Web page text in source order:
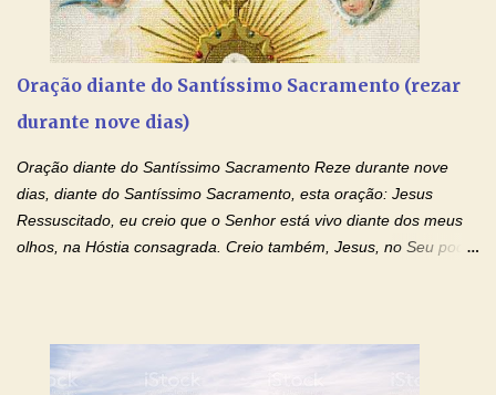
aos nossos pais. Hoje nossas orações serão focadas nos pais
que não se encontram bem de saúde, OS PAIS ENFERMOS!
Amados, durante toda esta semana vamos orar pelos nossos
pais. Vamos dedicar um dia para os pais mais idosos, pais que
estão doentes, pais que estão longe dos filhos, pais que já são
para todos os pais. Hoje vamos d...
Oração diante do Santíssimo Sacramento (rezar
durante nove dias)
Oração diante do Santíssimo Sacramento Reze durante nove
dias, diante do Santíssimo Sacramento, esta oração: Jesus
Ressuscitado, eu creio que o Senhor está vivo diante dos meus
olhos, na Hóstia consagrada. Creio também, Jesus, no Seu poder
creio, Jesus, e clamo que este Sangue seja agora derramado
sobre mim e sobre todos os meus familiares. Eu peço, Senhor